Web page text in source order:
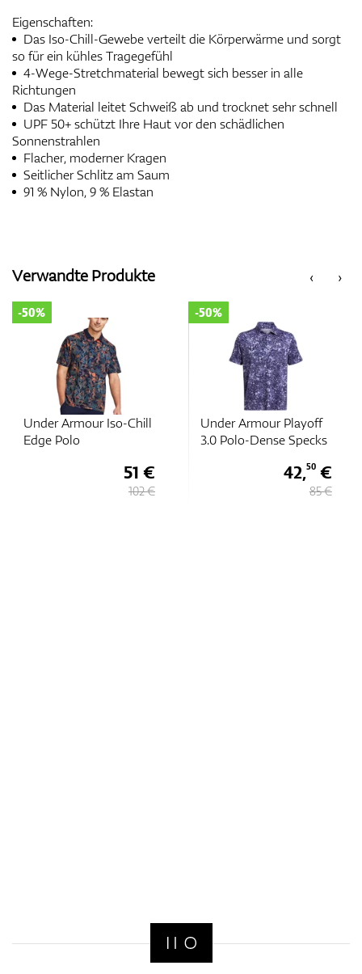
Eigenschaften:
Das Iso-Chill-Gewebe verteilt die Körperwärme und sorgt
so für ein kühles Tragegefühl
4-Wege-Stretchmaterial bewegt sich besser in alle
Richtungen
Das Material leitet Schweiß ab und trocknet sehr schnell
UPF 50+ schützt Ihre Haut vor den schädlichen
Sonnenstrahlen
Flacher, moderner Kragen
Seitlicher Schlitz am Saum
91 % Nylon, 9 % Elastan
‹
Verwandte Produkte ›
Under Armour Iso-Chill
Edge Polo
-50%
51 €
102 €
Under Armour Playoff
3.0 Polo-Dense Specks
-50%
42,50€
85 €